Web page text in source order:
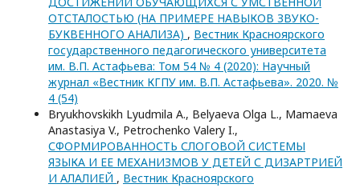
ОТСТАЛОСТЬЮ (НА ПРИМЕРЕ НАВЫКОВ ЗВУКО-
БУКВЕННОГО АНАЛИЗА) , Вестник Красноярского
государственного педагогического университета
им. В.П. Астафьева: Том 54 № 4 (2020): Научный
журнал «Вестник КГПУ им. В.П. Астафьева». 2020. №
4 (54)
Bryukhovskikh Lyudmila A., Belyaeva Olga L., Mamaeva
Anastasiya V., Petrochenko Valery I.,
СФОРМИРОВАННОСТЬ СЛОГОВОЙ СИСТЕМЫ
ЯЗЫКА И ЕЕ МЕХАНИЗМОВ У ДЕТЕЙ С ДИЗАРТРИЕЙ
И АЛАЛИЕЙ , Вестник Красноярского